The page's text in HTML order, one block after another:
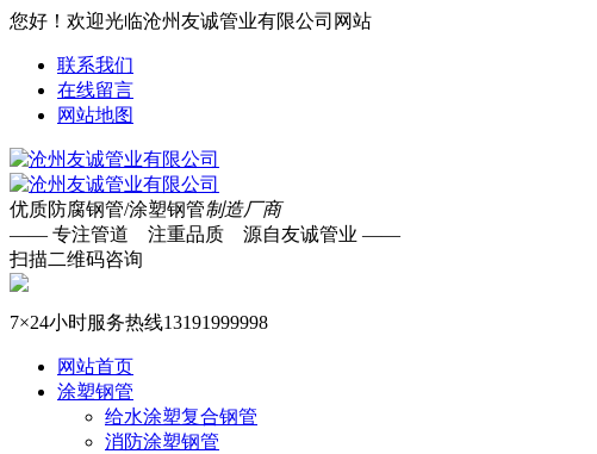
您好！欢迎光临沧州友诚管业有限公司网站
联系我们
在线留言
网站地图
优质防腐钢管/涂塑钢管制造厂商
—— 专注管道 注重品质 源自友诚管业 ——
扫描二维码咨询
7×24小时服务热线13191999998
网站首页
涂塑钢管
给水涂塑复合钢管
消防涂塑钢管